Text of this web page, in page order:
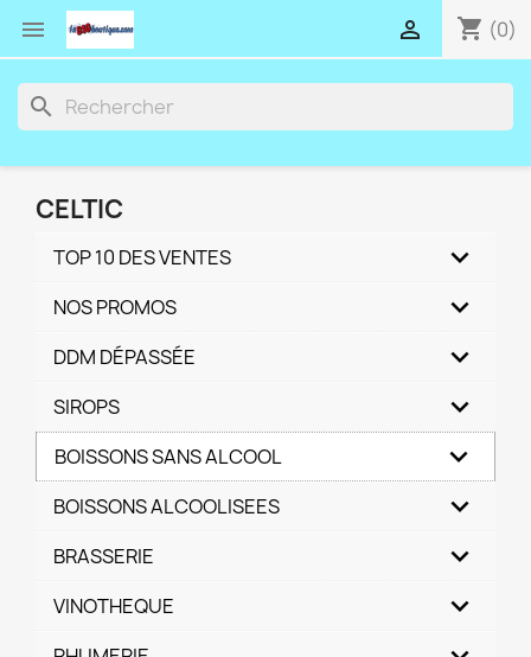
 shopping_cart (0)

search
CELTIC
TOP 10 DES VENTES
NOS PROMOS
DDM DÉPASSÉE
SIROPS
BOISSONS SANS ALCOOL
BOISSONS ALCOOLISEES
BRASSERIE
VINOTHEQUE